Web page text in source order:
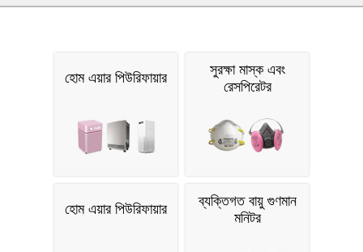
হোম এয়ার পিউরিফায়ার
সুরক্ষা মাস্ক এবং
রেসপিরেটর
হোম এয়ার পিউরিফায়ার
ব্যক্তিগত বায়ু গুণমান
মনিটর